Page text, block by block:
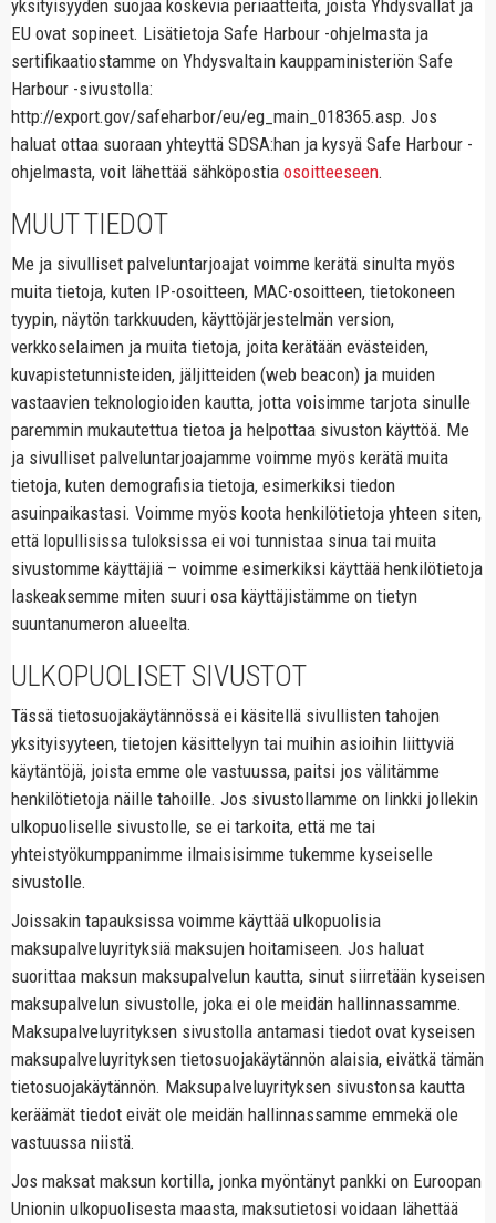
yksityisyyden suojaa koskevia periaatteita, joista Yhdysvallat ja
EU ovat sopineet. Lisätietoja Safe Harbour -ohjelmasta ja
sertifikaatiostamme on Yhdysvaltain kauppaministeriön Safe
Harbour -sivustolla:
http://export.gov/safeharbor/eu/eg_main_018365.asp. Jos
haluat ottaa suoraan yhteyttä SDSA:han ja kysyä Safe Harbour -
ohjelmasta, voit lähettää sähköpostia osoitteeseen.
MUUT TIEDOT
Me ja sivulliset palveluntarjoajat voimme kerätä sinulta myös
muita tietoja, kuten IP-osoitteen, MAC-osoitteen, tietokoneen
tyypin, näytön tarkkuuden, käyttöjärjestelmän version,
verkkoselaimen ja muita tietoja, joita kerätään evästeiden,
kuvapistetunnisteiden, jäljitteiden (web beacon) ja muiden
vastaavien teknologioiden kautta, jotta voisimme tarjota sinulle
paremmin mukautettua tietoa ja helpottaa sivuston käyttöä. Me
ja sivulliset palveluntarjoajamme voimme myös kerätä muita
tietoja, kuten demografisia tietoja, esimerkiksi tiedon
asuinpaikastasi. Voimme myös koota henkilötietoja yhteen siten,
että lopullisissa tuloksissa ei voi tunnistaa sinua tai muita
sivustomme käyttäjiä – voimme esimerkiksi käyttää henkilötietoja
laskeaksemme miten suuri osa käyttäjistämme on tietyn
suuntanumeron alueelta.
ULKOPUOLISET SIVUSTOT
Tässä tietosuojakäytännössä ei käsitellä sivullisten tahojen
yksityisyyteen, tietojen käsittelyyn tai muihin asioihin liittyviä
käytäntöjä, joista emme ole vastuussa, paitsi jos välitämme
henkilötietoja näille tahoille. Jos sivustollamme on linkki jollekin
ulkopuoliselle sivustolle, se ei tarkoita, että me tai
yhteistyökumppanimme ilmaisisimme tukemme kyseiselle
sivustolle.
Joissakin tapauksissa voimme käyttää ulkopuolisia
maksupalveluyrityksiä maksujen hoitamiseen. Jos haluat
suorittaa maksun maksupalvelun kautta, sinut siirretään kyseisen
maksupalvelun sivustolle, joka ei ole meidän hallinnassamme.
Maksupalveluyrityksen sivustolla antamasi tiedot ovat kyseisen
maksupalveluyrityksen tietosuojakäytännön alaisia, eivätkä tämän
tietosuojakäytännön. Maksupalveluyrityksen sivustonsa kautta
keräämät tiedot eivät ole meidän hallinnassamme emmekä ole
vastuussa niistä.
Jos maksat maksun kortilla, jonka myöntänyt pankki on Euroopan
Unionin ulkopuolisesta maasta, maksutietosi voidaan lähettää